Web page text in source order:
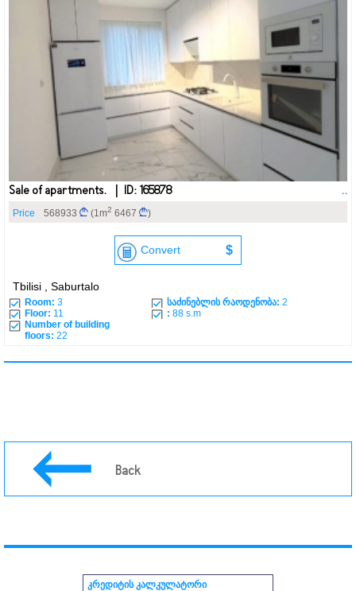
Sale of apartments. | ID: 165878 ..
Price 568933 (1m2 6467 )
Convert $
Tbilisi , Saburtalo
Room: 3 საძინებლის რაოდენობა: 2
Floor: 11 : 88 s.m
Number of building
floors: 22
Back
კრედიტის კალკულატორი